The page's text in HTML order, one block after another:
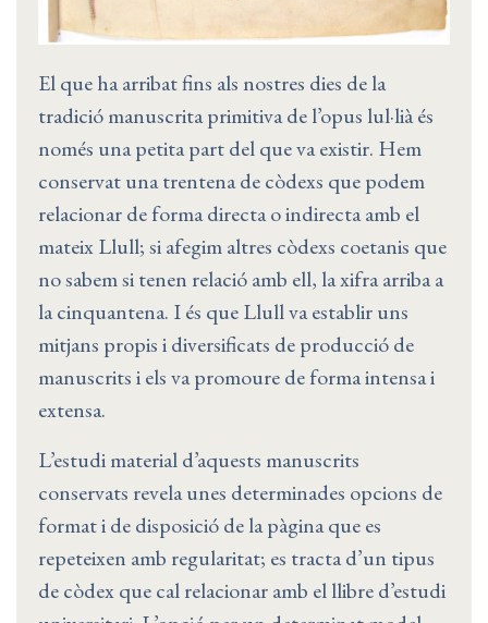
El que ha arribat fins als nostres dies de la
tradició manuscrita primitiva de l’opus lul·lià és
només una petita part del que va existir. Hem
conservat una trentena de còdexs que podem
relacionar de forma directa o indirecta amb el
mateix Llull; si afegim altres còdexs coetanis que
no sabem si tenen relació amb ell, la xifra arriba a
la cinquantena. I és que Llull va establir uns
mitjans propis i diversificats de producció de
manuscrits i els va promoure de forma intensa i
extensa.
L’estudi material d’aquests manuscrits
conservats revela unes determinades opcions de
format i de disposició de la pàgina que es
repeteixen amb regularitat; es tracta d’un tipus
de còdex que cal relacionar amb el llibre d’estudi